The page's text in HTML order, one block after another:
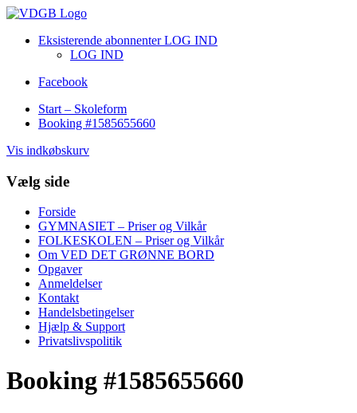
Eksisterende abonnenter LOG IND
LOG IND
Facebook
Start – Skoleform
Booking #1585655660
Vis indkøbskurv
Vælg side
Forside
GYMNASIET – Priser og Vilkår
FOLKESKOLEN – Priser og Vilkår
Om VED DET GRØNNE BORD
Opgaver
Anmeldelser
Kontakt
Handelsbetingelser
Hjælp & Support
Privatslivspolitik
Booking #1585655660